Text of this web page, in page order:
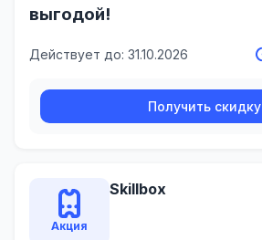
выгодой!
Действует до: 31.10.2026
Получить скидку
Акция
Skillbox